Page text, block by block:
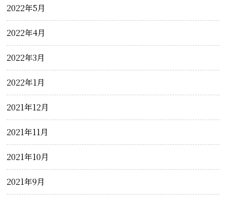
2022年5月
2022年4月
2022年3月
2022年1月
2021年12月
2021年11月
2021年10月
2021年9月